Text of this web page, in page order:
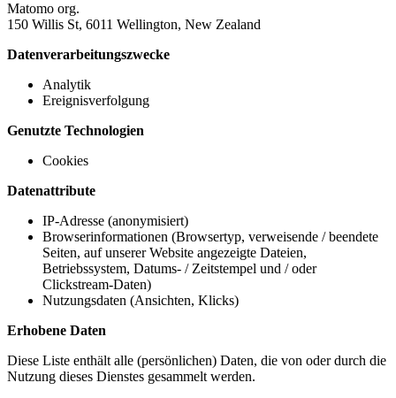
Matomo org.
150 Willis St, 6011 Wellington, New Zealand
Datenverarbeitungszwecke
Analytik
Ereignisverfolgung
Genutzte Technologien
Cookies
Datenattribute
IP-Adresse (anonymisiert)
Browserinformationen (Browsertyp, verweisende / beendete
Seiten, auf unserer Website angezeigte Dateien,
Betriebssystem, Datums- / Zeitstempel und / oder
Clickstream-Daten)
Nutzungsdaten (Ansichten, Klicks)
Erhobene Daten
Diese Liste enthält alle (persönlichen) Daten, die von oder durch die
Nutzung dieses Dienstes gesammelt werden.